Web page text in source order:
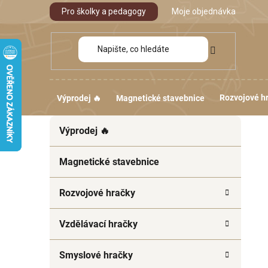
Pro školky a pedagogy Moje objednávka
Výprodej 🔥 Magnetické stavebnice Rozvojové
kategorie
t
g
i
Výprodej 🔥
Magnetické stavebnice
Rozvojové hračky
Vzdělávací hračky
Smyslové hračky